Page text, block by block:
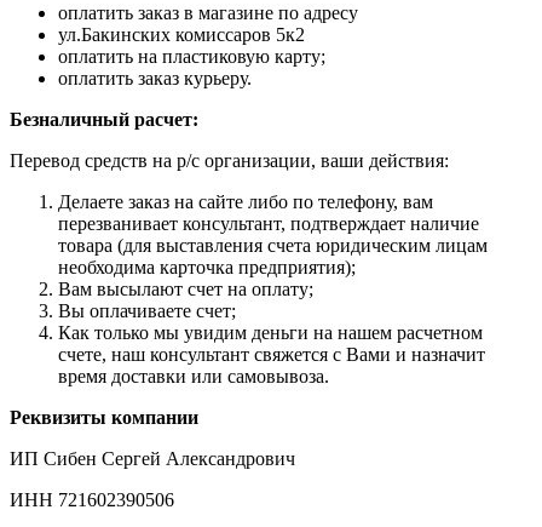
оплатить заказ в магазине по адресу
ул.Бакинских комиссаров 5к2
оплатить на пластиковую карту;
оплатить заказ курьеру.
Безналичный расчет:
Перевод средств на р/с организации, ваши действия:
Делаете заказ на сайте либо по телефону, вам
перезванивает консультант, подтверждает наличие
товара (для выставления счета юридическим лицам
необходима карточка предприятия);
Вам высылают счет на оплату;
Вы оплачиваете счет;
Как только мы увидим деньги на нашем расчетном
счете, наш консультант свяжется с Вами и назначит
время доставки или самовывоза.
Реквизиты компании
ИП Сибен Сергей Александрович
ИНН 721602390506